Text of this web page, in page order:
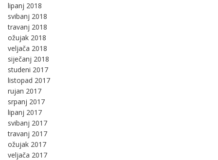
lipanj 2018
svibanj 2018
travanj 2018
ožujak 2018
veljača 2018
siječanj 2018
studeni 2017
listopad 2017
rujan 2017
srpanj 2017
lipanj 2017
svibanj 2017
travanj 2017
ožujak 2017
veljača 2017